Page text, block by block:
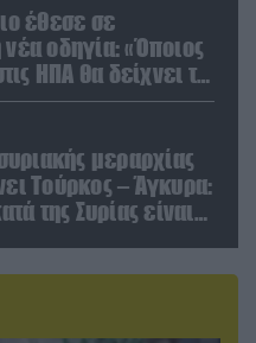
έθεσε σε
οδηγία: «Όποιος
ΗΠΑ θα δείχνει τα
– Τίποτα κρυφό»
μεραρχίας
Τούρκος – Άγκυρα:
της Συρίας είναι